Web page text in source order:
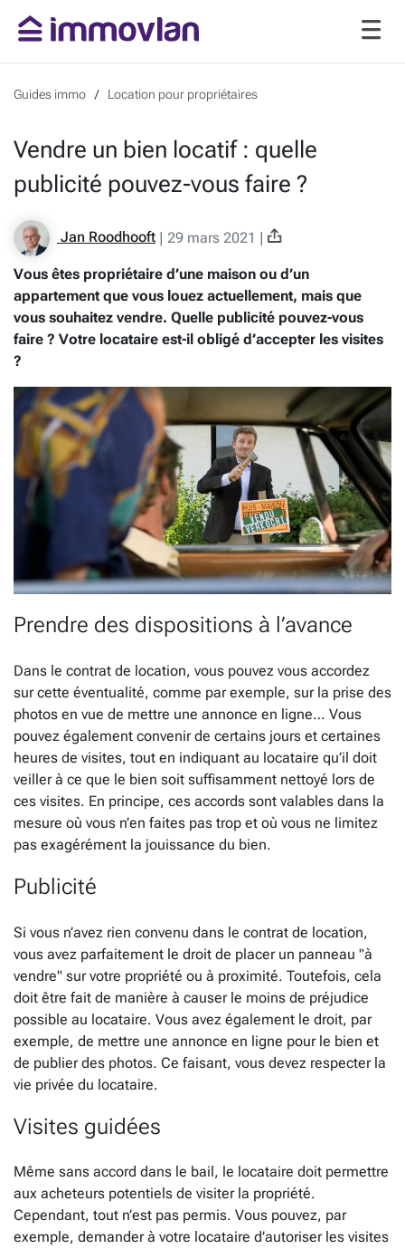
Guides immo Location pour propriétaires
Vendre un bien locatif : quelle
publicité pouvez-vous faire ?
Jan Roodhooft | 29 mars 2021 |
Vous êtes propriétaire d’une maison ou d’un
appartement que vous louez actuellement, mais que
vous souhaitez vendre. Quelle publicité pouvez-vous
faire ? Votre locataire est-il obligé d’accepter les visites
?
Prendre des dispositions à l’avance
Dans le contrat de location, vous pouvez vous accordez
sur cette éventualité, comme par exemple, sur la prise des
photos en vue de mettre une annonce en ligne… Vous
pouvez également convenir de certains jours et certaines
heures de visites, tout en indiquant au locataire qu’il doit
veiller à ce que le bien soit suffisamment nettoyé lors de
ces visites. En principe, ces accords sont valables dans la
mesure où vous n’en faites pas trop et où vous ne limitez
pas exagérément la jouissance du bien.
Publicité
Si vous n’avez rien convenu dans le contrat de location,
vous avez parfaitement le droit de placer un panneau "à
vendre" sur votre propriété ou à proximité. Toutefois, cela
doit être fait de manière à causer le moins de préjudice
possible au locataire. Vous avez également le droit, par
exemple, de mettre une annonce en ligne pour le bien et
de publier des photos. Ce faisant, vous devez respecter la
vie privée du locataire.
Visites guidées
Même sans accord dans le bail, le locataire doit permettre
aux acheteurs potentiels de visiter la propriété.
Cependant, tout n’est pas permis. Vous pouvez, par
exemple, demander à votre locataire d’autoriser les visites